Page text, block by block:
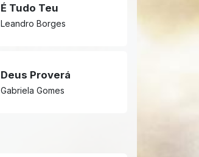
É Tudo Teu
Leandro Borges
Deus Proverá
Gabriela Gomes